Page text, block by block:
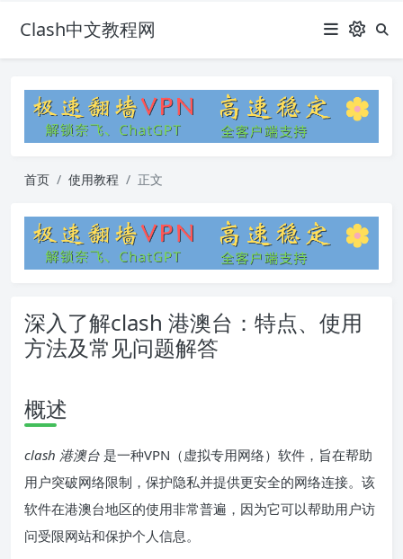
Clash中文教程网
首页 使用教程 正文
深入了解clash 港澳台：特点、使用
方法及常见问题解答
概述
clash 港澳台 是一种VPN（虚拟专用网络）软件，旨在帮助
用户突破网络限制，保护隐私并提供更安全的网络连接。该
软件在港澳台地区的使用非常普遍，因为它可以帮助用户访
问受限网站和保护个人信息。